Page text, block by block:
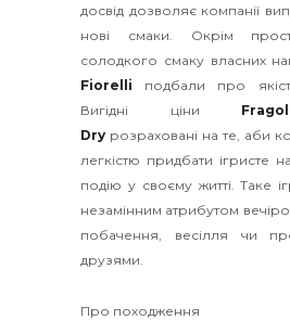
досвід дозволяє компанії
нові смаки. Окрім
солодкого смаку власних
Fiorelli подбали про
Вигідні ціни
Dry розраховані на те, аби
легкістю придбати ігристе
подію у своєму житті. Таке
незамінним атрибутом
побачення, весілля чи
друзями.
Про походження